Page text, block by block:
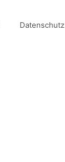
Datenschutz